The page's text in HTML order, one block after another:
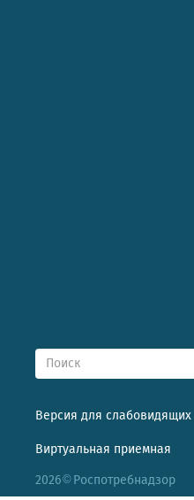
Версия для слабовидящих
Виртуальная приемная
2026©Роспотребнадзор